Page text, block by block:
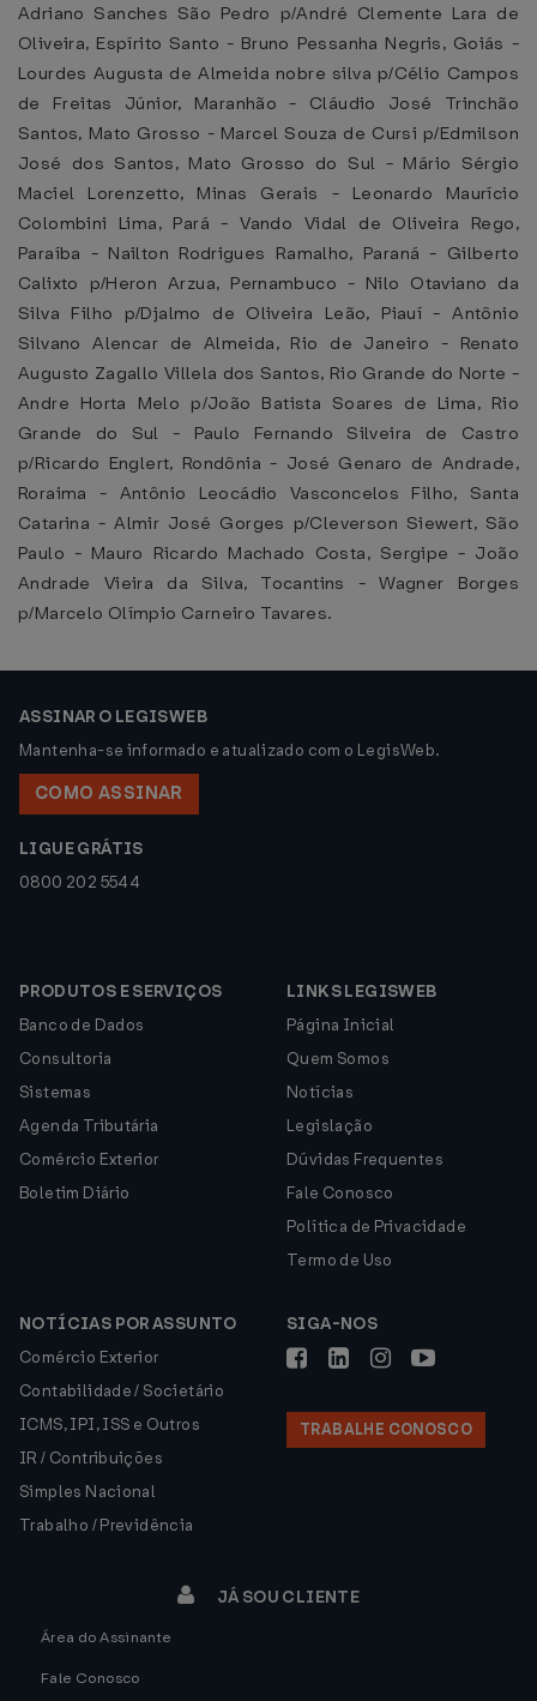
Adriano Sanches São Pedro p/André Clemente Lara de
Oliveira, Espírito Santo - Bruno Pessanha Negris, Goiás -
Lourdes Augusta de Almeida nobre silva p/Célio Campos
de Freitas Júnior, Maranhão - Cláudio José Trinchão
Santos, Mato Grosso - Marcel Souza de Cursi p/Edmilson
José dos Santos, Mato Grosso do Sul - Mário Sérgio
Maciel Lorenzetto, Minas Gerais - Leonardo Maurício
Colombini Lima, Pará - Vando Vidal de Oliveira Rego,
Paraíba - Nailton Rodrigues Ramalho, Paraná - Gilberto
Calixto p/Heron Arzua, Pernambuco - Nilo Otaviano da
Silva Filho p/Djalmo de Oliveira Leão, Piauí - Antônio
Silvano Alencar de Almeida, Rio de Janeiro - Renato
Augusto Zagallo Villela dos Santos, Rio Grande do Norte -
Andre Horta Melo p/João Batista Soares de Lima, Rio
Grande do Sul - Paulo Fernando Silveira de Castro
p/Ricardo Englert, Rondônia - José Genaro de Andrade,
Roraima - Antônio Leocádio Vasconcelos Filho, Santa
Catarina - Almir José Gorges p/Cleverson Siewert, São
Paulo - Mauro Ricardo Machado Costa, Sergipe - João
Andrade Vieira da Silva, Tocantins - Wagner Borges
p/Marcelo Olímpio Carneiro Tavares.
ASSINAR O LEGISWEB
Mantenha-se informado e atualizado com o LegisWeb.
COMO ASSINAR
LIGUE GRÁTIS
0800 202 5544
PRODUTOS E SERVIÇOS
Banco de Dados
Consultoria
Sistemas
Agenda Tributária
Comércio Exterior
Boletim Diário
LINKS LEGISWEB
Página Inicial
Quem Somos
Notícias
Legislação
Dúvidas Frequentes
Fale Conosco
Política de Privacidade
Termo de Uso
NOTÍCIAS POR ASSUNTO
Comércio Exterior
Contabilidade / Societário
ICMS, IPI, ISS e Outros
IR / Contribuições
Simples Nacional
Trabalho / Previdência
SIGA-NOS
TRABALHE CONOSCO
JÁ SOU CLIENTE
Área do Assinante
Fale Conosco